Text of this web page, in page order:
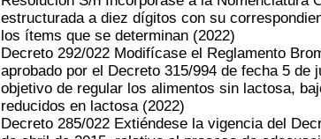
estructurada a diez dígitos con su
los ítems que se determinan (2022)
Decreto 292/022 Modifícase el Reglamento
aprobado por el Decreto 315/994 de fecha 5 de
objetivo de regular los alimentos sin lactosa,
reducidos en lactosa (2022)
Decreto 285/022 Extiéndese la vigencia del